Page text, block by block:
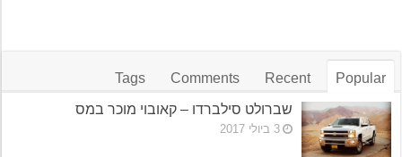
Popular
Recent
Comments
Tags
שברולט סילברדו – קאובוי מוכר במס
3 ביולי 2017